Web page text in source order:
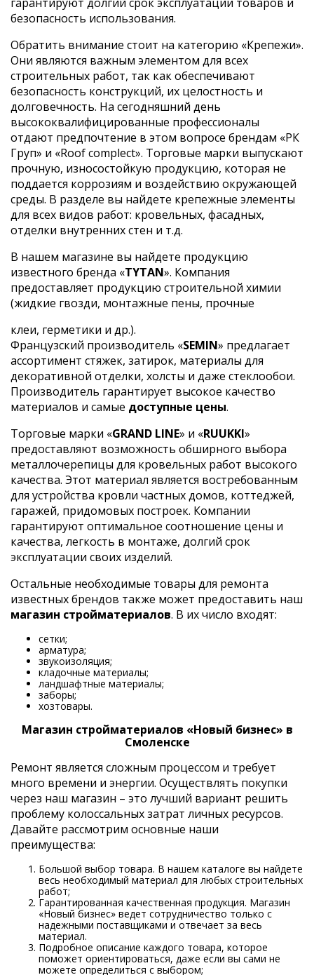
безопасность использования.
Обратить внимание стоит на категорию «Крепежи».
Они являются важным элементом для всех
строительных работ, так как обеспечивают
безопасность конструкций, их целостность и
долговечность. На сегодняшний день
высококвалифицированные профессионалы
отдают предпочтение в этом вопросе брендам «РК
Груп» и «Roof complect». Торговые марки выпускают
прочную, износостойкую продукцию, которая не
поддается коррозиям и воздействию окружающей
среды. В разделе вы найдете крепежные элементы
для всех видов работ: кровельных, фасадных,
отделки внутренних стен и т.д.
В нашем магазине вы найдете продукцию
известного бренда «TYTAN». Компания
предоставляет продукцию строительной химии
(жидкие гвозди, монтажные пены, прочные
клеи, герметики и др.).
Французский производитель «SEMIN» предлагает
ассортимент стяжек, затирок, материалы для
декоративной отделки, холсты и даже стеклообои.
Производитель гарантирует высокое качество
материалов и самые доступные цены.
Торговые марки «GRAND LINE» и «RUUKKI»
предоставляют возможность обширного выбора
металлочерепицы для кровельных работ высокого
качества. Этот материал является востребованным
для устройства кровли частных домов, коттеджей,
гаражей, придомовых построек. Компании
гарантируют оптимальное соотношение цены и
качества, легкость в монтаже, долгий срок
эксплуатации своих изделий.
Остальные необходимые товары для ремонта
известных брендов также может предоставить наш
магазин стройматериалов. В их число входят:
сетки;
арматура;
звукоизоляция;
кладочные материалы;
ландшафтные материалы;
заборы;
хозтовары.
Магазин стройматериалов «Новый бизнес» в
Смоленске
Ремонт является сложным процессом и требует
много времени и энергии. Осуществлять покупки
через наш магазин – это лучший вариант решить
проблему колоссальных затрат личных ресурсов.
Давайте рассмотрим основные наши
преимущества:
Большой выбор товара. В нашем каталоге вы найдете
весь необходимый материал для любых строительных
работ;
Гарантированная качественная продукция. Магазин
«Новый бизнес» ведет сотрудничество только с
надежными поставщиками и отвечает за весь
материал.
Подробное описание каждого товара, которое
поможет ориентироваться, даже если вы сами не
можете определиться с выбором;